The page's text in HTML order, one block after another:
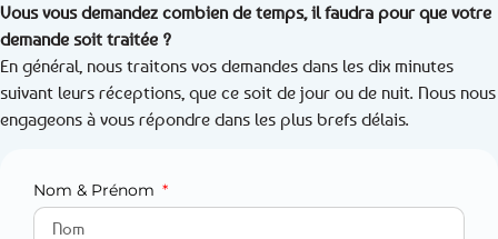
Vous vous demandez combien de temps, il faudra pour que votre
demande soit traitée ?
En général, nous traitons vos demandes dans les dix minutes
suivant leurs réceptions, que ce soit de jour ou de nuit. Nous nous
engageons à vous répondre dans les plus brefs délais.
Nom & Prénom